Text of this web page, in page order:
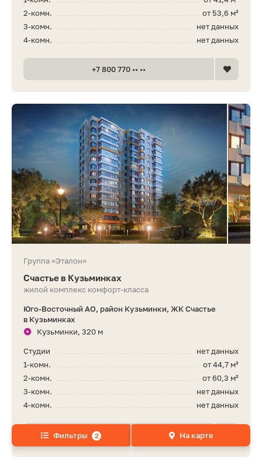
от 53,6 м²
2-комн.
нет данных
3-комн.
нет данных
4-комн.
+7 800 770 •• ••
Группа «Эталон»
Счастье в Кузьминках
жилой комплекс комфорт-класса
Юго-Восточный АО, район Кузьминки, ЖК Счастье
в Кузьминках
Кузьминки, 320 м
нет данных
Студии
от 44,7 м²
1-комн.
от 60,3 м²
2-комн.
нет данных
3-комн.
нет данных
4-комн.
+7 495 021 •• ••
Фильтры 2 На карте